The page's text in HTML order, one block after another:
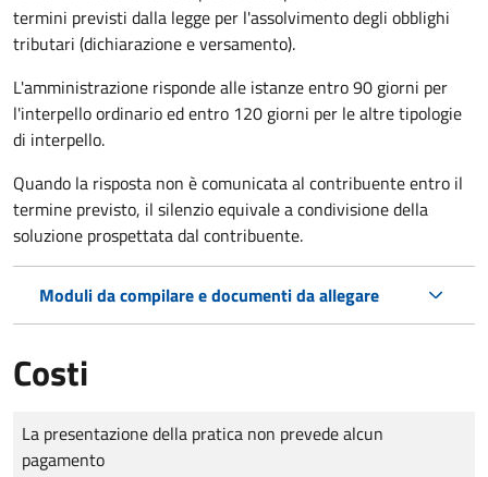
termini previsti dalla legge per l'assolvimento degli obblighi
tributari (dichiarazione e versamento).
L'amministrazione risponde alle istanze entro 90 giorni per
l'interpello ordinario ed entro 120 giorni per le altre tipologie
di interpello.
Quando la risposta non è comunicata al contribuente entro il
termine previsto, il silenzio equivale a condivisione della
soluzione prospettata dal contribuente.
Moduli da compilare e documenti da allegare
Costi
Tipo di pagamento
Importo
La presentazione della pratica non prevede alcun
pagamento